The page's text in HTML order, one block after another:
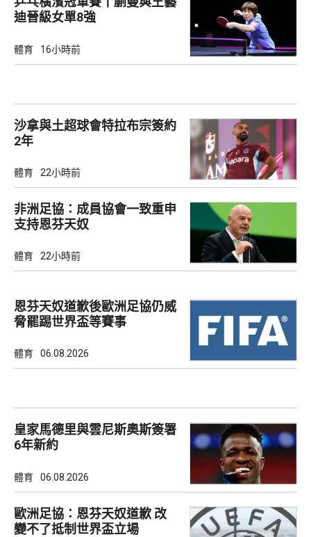
迪晉級女單8強
體育 16小時前
沙拿與土超球會特拉布宗簽約
2年
體育 22小時前
非洲足協：成員協會一致重申
支持恩芬天奴
體育 22小時前
恩芬天奴道歉後歐洲足協仍威
脅罷踢世界盃等賽事
體育 06.08.2026
皇家馬德里與雲尼斯奧斯簽署
6年新約
體育 06.08.2026
歐洲足協：恩芬天奴道歉 改
變不了抵制世界盃立場